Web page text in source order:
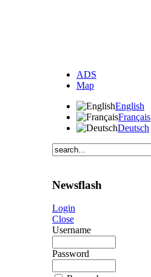
ADS
Map
English
Français
Deutsch
Newsflash
Login
Close
Username
Password